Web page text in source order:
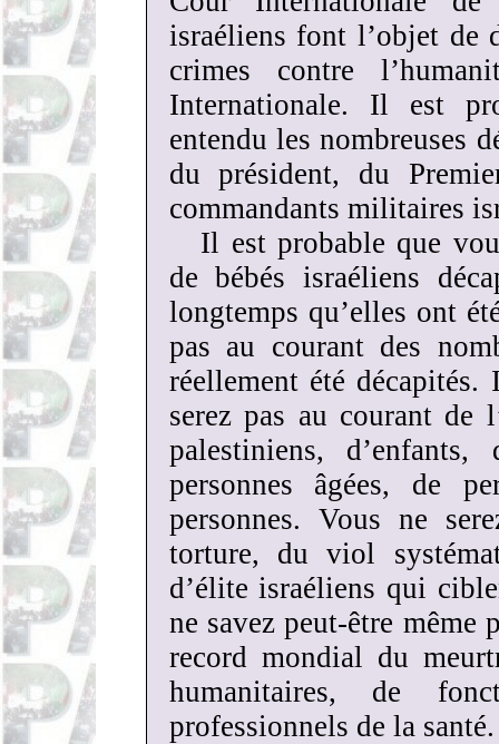
israéliens font l’objet de
crimes contre
Internationale. Il est
entendu les nombreuses
du président, du
commandants militaires
Il est probable que
de bébés israéliens
longtemps qu’elles ont
pas au courant des
réellement été
serez pas au courant de
palestiniens,
personnes âgées, de
personnes. Vous ne
torture, du viol
d’élite israéliens qui
ne savez peut-être même
record mondial du
humanitaires, de
professionnels de la santé.